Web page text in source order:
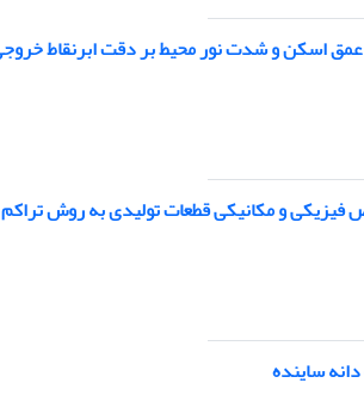
اسکن و شدت نور محیط بر دقت ابرنقاط
و مکانیکی قطعات تولید‌ی به روش تراکم
ساینده